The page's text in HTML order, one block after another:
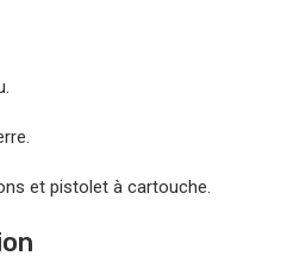
et pistolet à cartouche.